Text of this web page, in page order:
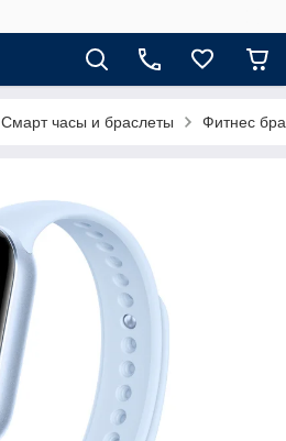
Смарт часы и браслеты Фитнес